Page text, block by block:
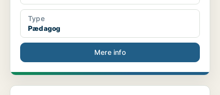
Type
Pædagog
Mere info
Pædagog, Specialbørnehaven Væksthuset, Dagtilbud N...